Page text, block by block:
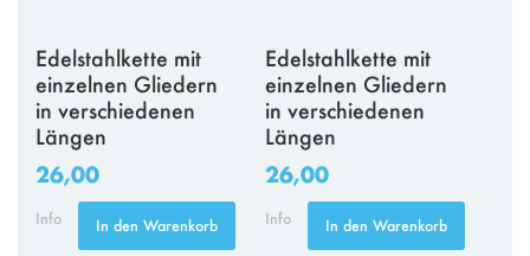
Edelstahlkette mit
einzelnen Gliedern
in verschiedenen
Längen
26,00
Info In den Warenkorb
Edelstahlkette mit
einzelnen Gliedern
in verschiedenen
Längen
26,00
Info In den Warenkorb